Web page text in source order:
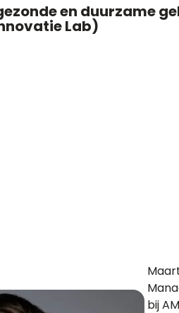
en duurzame
Lab)
bij AM